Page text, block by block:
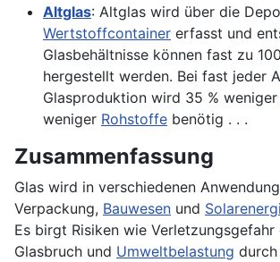
Altglas: Altglas wird über die
Wertstoffcontainer erfasst und
Glasbehältnisse können fast zu
hergestellt werden. Bei fast jeder
Glasproduktion wird 35 % weniger
weniger Rohstoffe benötig . . .
Zusammenfassung
Glas wird in verschiedenen
Verpackung, Bauwesen und
Es birgt Risiken wie Verletzungsgefahr
Glasbruch und Umweltbelastung durch